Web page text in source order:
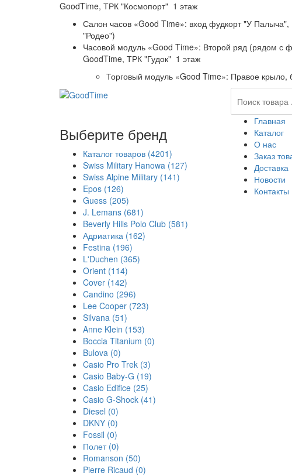
GoodTime, ТРК "Космопорт" 1 этаж
Салон часов «Good Time»: вход фудкорт "У
"Родео")
Часовой модуль «Good Time»: Второй ряд (рядом с
GoodTime, ТРК "Гудок" 1 этаж
Торговый модуль «Good Time»: Правое крыло,
Выберите бренд
Каталог товаров (4201)
Swiss Military Hanowa (127)
Swiss Alpine Military (141)
Epos (126)
Guess (205)
J. Lemans (681)
Beverly Hills Polo Club (581)
Адриатика (162)
Festina (196)
L'Duchen (365)
Orient (114)
Cover (142)
Candino (296)
Lee Cooper (723)
Silvana (51)
Anne Klein (153)
Boccia Titanium (0)
Bulova (0)
Casio Pro Trek (3)
Casio Baby-G (19)
Casio Edifice (25)
Casio G-Shock (41)
Diesel (0)
DKNY (0)
Fossil (0)
Полет (0)
Romanson (50)
Pierre Ricaud (0)
Главная
Каталог
О нас
Заказ
Доставка
Новости
Контакты